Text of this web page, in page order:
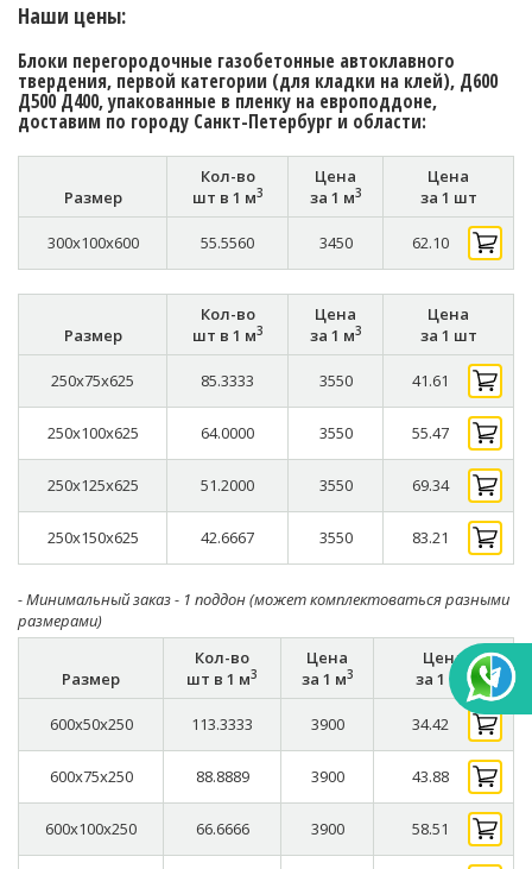
Наши цены:
Блоки перегородочные газобетонные автоклавного
твердения, первой категории (для кладки на клей), Д600
Д500 Д400, упакованные в пленку на европоддоне,
доставим по городу Санкт-Петербург и области:
Размер
Кол-во
шт в 1 м3
Цена
за 1 м3
Цена
за 1 шт
300x100x600 55.5560 3450 62.10
Размер
Кол-во
шт в 1 м3
Цена
за 1 м3
Цена
за 1 шт
250x75x625 85.3333 3550 41.61
250x100x625 64.0000 3550 55.47
250x125x625 51.2000 3550 69.34
250x150x625 42.6667 3550 83.21
- Минимальный заказ - 1 поддон (может комплектоваться разными
размерами)
Размер
Кол-во
шт в 1 м3
Цена
за 1 м3
Цена
за 1 шт
600x50x250 113.3333 3900 34.42
600x75x250 88.8889 3900 43.88
600x100x250 66.6666 3900 58.51